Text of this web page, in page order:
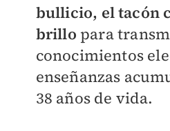
bullicio, el tacón
brillo para
conocimientos
enseñanzas
38 años de vida.